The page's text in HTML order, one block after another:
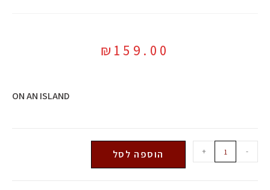
₪ 159.00
ON AN ISLAND
-
+ הוספה לסל